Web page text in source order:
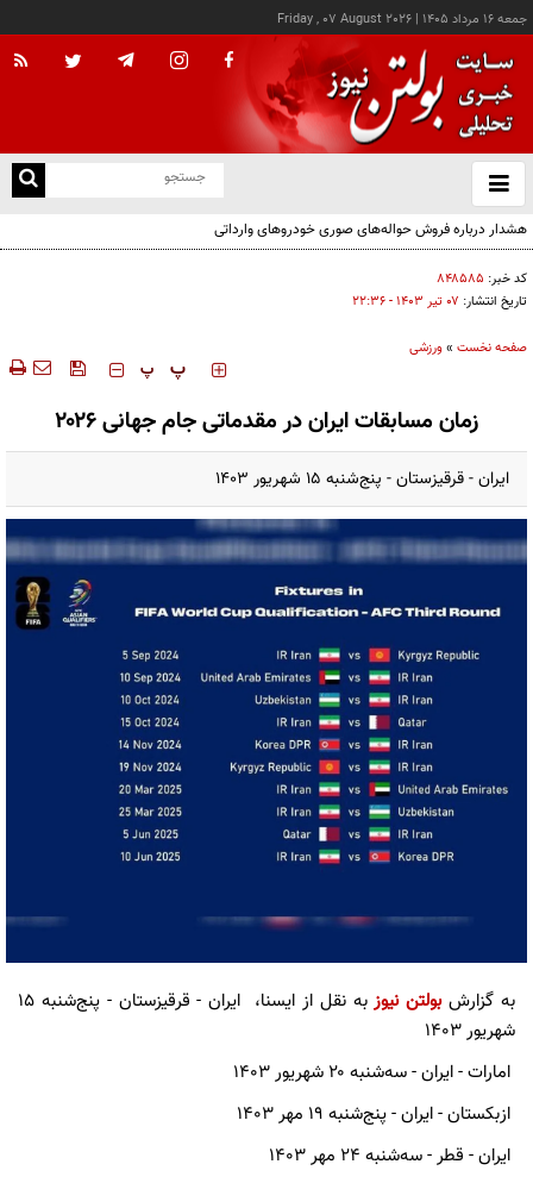
جمعه ۱۶ مرداد ۱۴۰۵ |
Friday , 07 August 2026
باز
و
هشدار درباره فروش حواله‌های صوری خودروهای وارداتی
کد خبر: ۸۴۸۵۸۵
تاریخ انتشار: ۰۷ تير ۱۴۰۳ - ۲۲:۳۶
صفحه نخست »ورزشی
‍‍‍ پ پ
زمان مسابقات ایران در مقدماتی جام جهانی ۲۰۲۶
ایران - قرقیزستان - پنج‌شنبه ۱۵ شهریور ۱۴۰۳
به گزارش بولتن نیوز
به نقل از ایسنا، ایران - قرقیزستان - پنج‌شنبه ۱۵
شهریور ۱۴۰۳
امارات - ایران - سه‌شنبه ۲۰ شهریور ۱۴۰۳
ازبکستان - ایران - پنج‌شنبه ۱۹ مهر ۱۴۰۳
ایران - قطر - سه‌شنبه ۲۴ مهر ۱۴۰۳